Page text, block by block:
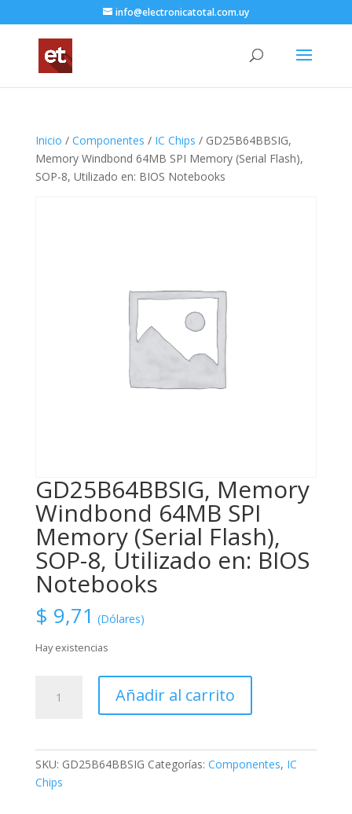
info@electronicatotal.com.uy
Inicio / Componentes / IC Chips / GD25B64BBSIG,
Memory Windbond 64MB SPI Memory (Serial Flash),
SOP-8, Utilizado en: BIOS Notebooks
GD25B64BBSIG, Memory
Windbond 64MB SPI
Memory (Serial Flash),
SOP-8, Utilizado en: BIOS
Notebooks
$ 9,71 (Dólares)
Hay existencias
Memory
Memory
(Serial
Añadir al carrito
SKU: GD25B64BBSIG Categorías: Componentes, IC
Chips